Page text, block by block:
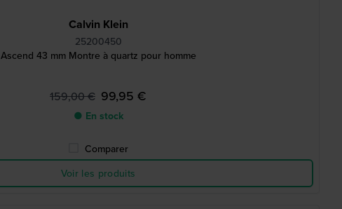
Calvin Klein
25200450
Ascend 43 mm Montre à quartz pour homme
159,00 € 99,95 €
● En stock
Comparer
Voir les produits